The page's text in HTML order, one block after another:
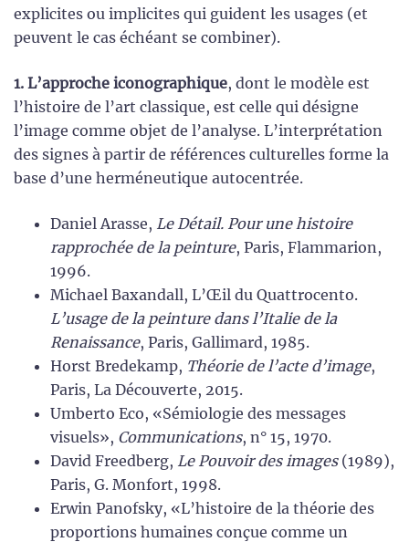
explicites ou implicites qui guident les usages (et
peuvent le cas échéant se combiner).
1. L’approche iconographique, dont le modèle est
l’histoire de l’art classique, est celle qui désigne
l’image comme objet de l’analyse. L’interprétation
des signes à partir de références culturelles forme la
base d’une herméneutique autocentrée.
Daniel Arasse, Le Détail. Pour une histoire
rapprochée de la peinture, Paris, Flammarion,
1996.
Michael Baxandall, L’Œil du Quattrocento.
L’usage de la peinture dans l’Italie de la
Renaissance, Paris, Gallimard, 1985.
Horst Bredekamp, Théorie de l’acte d’image,
Paris, La Découverte, 2015.
Umberto Eco, «Sémiologie des messages
visuels», Communications, n° 15, 1970.
David Freedberg, Le Pouvoir des images(1989),
Paris, G. Monfort, 1998.
Erwin Panofsky, «L’histoire de la théorie des
proportions humaines conçue comme un